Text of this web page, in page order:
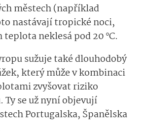
městech (například
nastávají tropické noci,
neklesá pod 20 °C.
sužuje také dlouhodobý
který může v kombinaci
zvyšovat riziko
Ty se už nyní objevují
Portugalska, Španělska